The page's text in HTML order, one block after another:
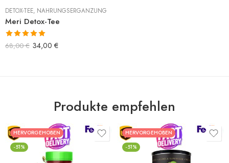
DETOX-TEE, NAHRUNGSERGÄNZUNG
Meri Detox-Tee
Bewertet mit
68,00€ 34,00 €
Produkte empfehlen
HERVORGEHOBEN
-51%
HERVORGEHOBEN
-51%